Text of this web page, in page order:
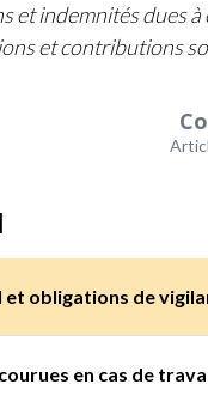
et indemnités dues à
et contributions
et obligations de
en cas de